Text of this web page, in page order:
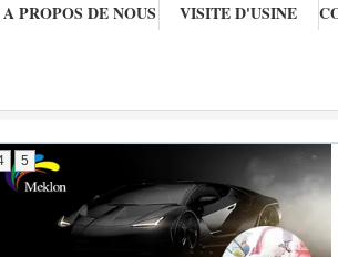
A PROPOS DE NOUS VISITE D'USINE
4 5